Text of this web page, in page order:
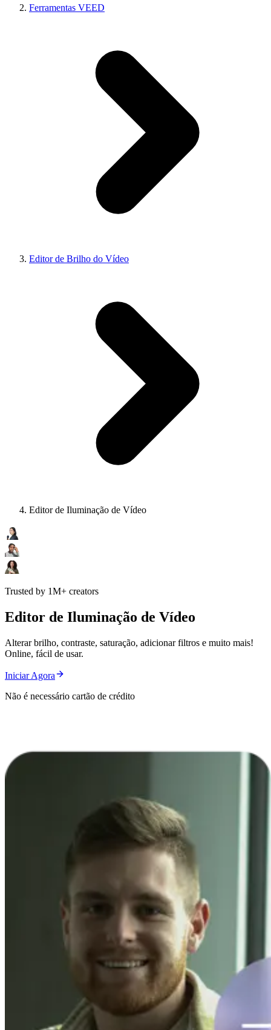
Ferramentas VEED
Editor de Brilho do Vídeo
Editor de Iluminação de Vídeo
Trusted by 1M+ creators
Editor de Iluminação de Vídeo
Alterar brilho, contraste, saturação, adicionar filtros e muito mais!
Online, fácil de usar.
Iniciar Agora
Não é necessário cartão de crédito